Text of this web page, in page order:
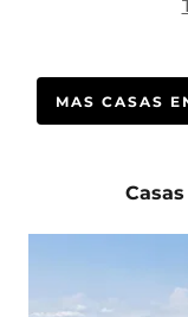
MAS CASAS